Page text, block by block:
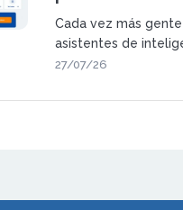
franquicia en la
búsqueda
generativa
Cada vez más gente
asistentes de
artificial (como
27/07/26